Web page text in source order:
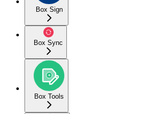
Box Sign
Box Sync
Box Tools